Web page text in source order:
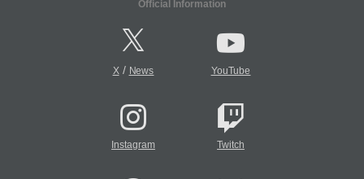
Official Information
X/ News YouTube
Instagram Twitch